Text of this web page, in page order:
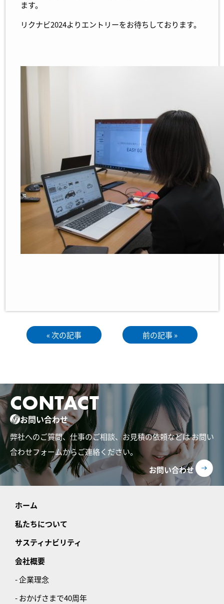
ます。
リクナビ2024よりエントリーをお待ちしております。
« 次の記事 前の記事 »
CONTACT
お問い合わせ
弊社へのご質問、仕事のご相談、お見積の依頼などはお問い
合わせフォームからご連絡ください。
お問い合わせ
ホーム
私たちについて
サスティナビリティ
会社概要
- 企業理念
- おかげさまで40周年